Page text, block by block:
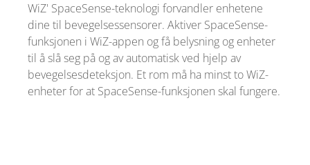
WiZ' SpaceSense-teknologi forvandler enhetene
dine til bevegelsessensorer. Aktiver SpaceSense-
funksjonen i WiZ-appen og få belysning og enheter
til å slå seg på og av automatisk ved hjelp av
bevegelsesdeteksjon. Et rom må ha minst to WiZ-
enheter for at SpaceSense-funksjonen skal fungere.